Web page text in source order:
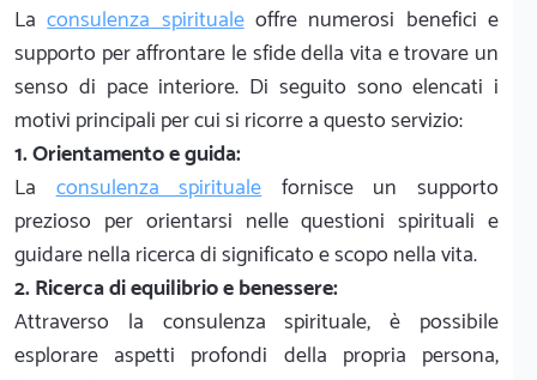
Laconsulenza spiritualeoffre numerosi benefici e
supporto per affrontare le sfide della vita e trovare un
senso di pace interiore. Di seguito sono elencati i
motivi principali per cui si ricorre a questo servizio:
1. Orientamento e guida:
Laconsulenza spiritualefornisce un supporto
prezioso per orientarsi nelle questioni spirituali e
guidare nella ricerca di significato e scopo nella vita.
2. Ricerca di equilibrio e benessere:
Attraverso la consulenza spirituale, è possibile
esplorare aspetti profondi della propria persona,